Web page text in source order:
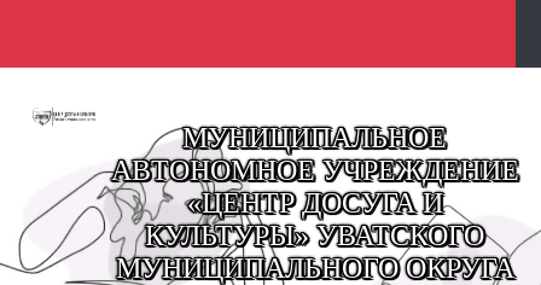
МУНИЦИПАЛЬНОЕ
АВТОНОМНОЕ УЧРЕЖДЕНИЕ
«ЦЕНТР ДОСУГА И
КУЛЬТУРЫ» УВАТСКОГО
МУНИЦИПАЛЬНОГО ОКРУГА